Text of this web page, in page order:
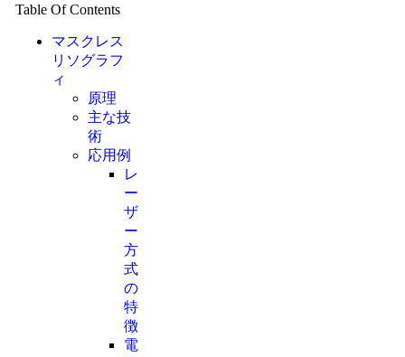
Table Of Contents
マスクレス
リソグラフ
ィ
原理
主な技
術
応用例
レ
ー
ザ
ー
方
式
の
特
徴
電